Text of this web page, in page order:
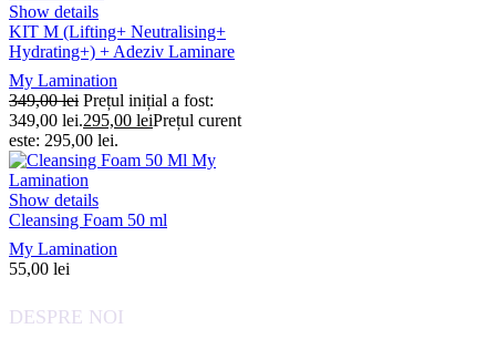
Show details
KIT M (Lifting+ Neutralising+
Hydrating+) + Adeziv Laminare
My Lamination
349,00lei Prețul inițial a fost:
349,00 lei.295,00 leiPrețul curent
este: 295,00 lei.
Show details
Cleansing Foam 50 ml
My Lamination
55,00 lei
DESPRE NOI